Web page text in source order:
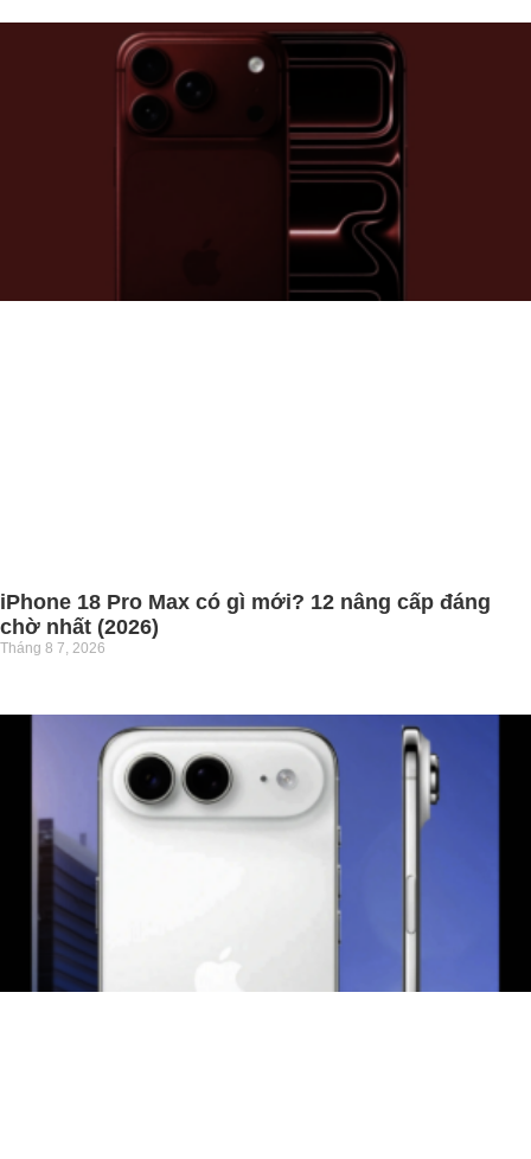
iPhone 18 Pro Max có gì mới? 12 nâng cấp đáng
chờ nhất (2026)
Tháng 8 7, 2026